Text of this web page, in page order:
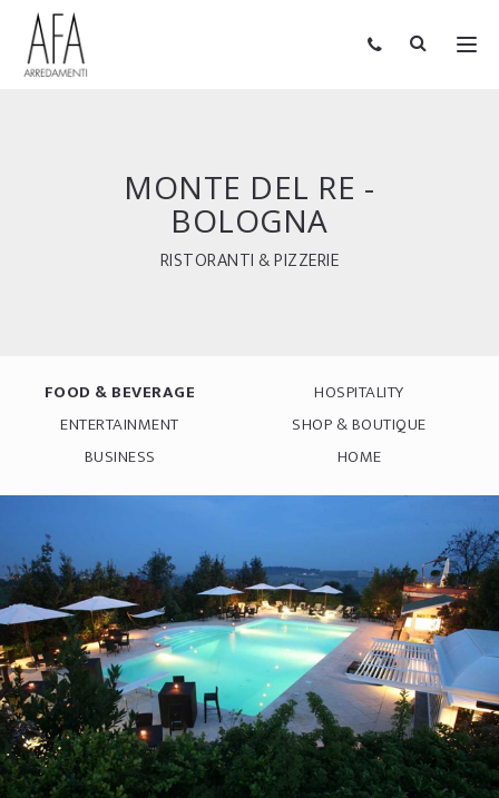
MONTE DEL RE -
BOLOGNA
RISTORANTI & PIZZERIE
FOOD & BEVERAGE
HOSPITALITY
ENTERTAINMENT
SHOP & BOUTIQUE
BUSINESS
HOME